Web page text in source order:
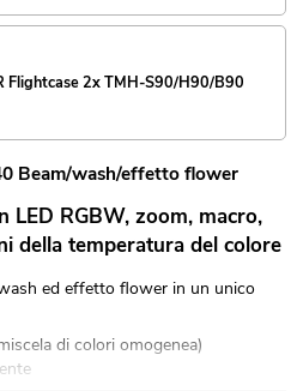
Flightcase 2x TMH-S90/H90/B90
Beam/wash/effetto flower
LED RGBW, zoom, macro,
della temperatura del colore
ed effetto flower in un unico
di colori omogenea)